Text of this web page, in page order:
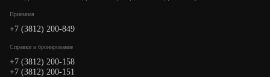
Приемная
+7 (3812) 200-849
Cправки и бронирование
+7 (3812) 200-158
+7 (3812) 200-151